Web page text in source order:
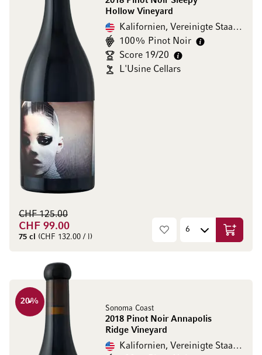
Hollow Vineyard
Kalifornien, Vereinigte Staaten
100% Pinot Noir
Score 19/20
L'Usine Cellars
CHF 99.00
CHF 125.00
75 cl (CHF 132.00 / l) In den
Sonoma Coast
2018 Pinot Noir Annapolis
Ridge Vineyard
20%
Kalifornien, Vereinigte Staaten